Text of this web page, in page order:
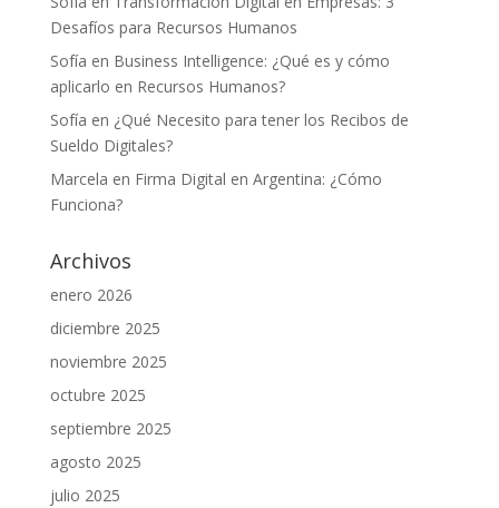
Desafíos para Recursos Humanos
Sofía en Business Intelligence: ¿Qué es y cómo
aplicarlo en Recursos Humanos?
Sofía en ¿Qué Necesito para tener los Recibos de
Sueldo Digitales?
Marcela en Firma Digital en Argentina: ¿Cómo
Funciona?
Archivos
enero 2026
diciembre 2025
noviembre 2025
octubre 2025
septiembre 2025
agosto 2025
julio 2025